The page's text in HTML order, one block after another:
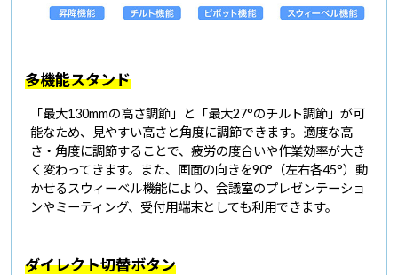
多機能スタンド
「最大130mmの高さ調節」と「最大27°のチルト調節」が可
能なため、見やすい高さと角度に調節できます。適度な高
さ・角度に調節することで、疲労の度合いや作業効率が大き
く変わってきます。また、画面の向きを90°（左右各45°）動
かせるスウィーベル機能により、会議室のプレゼンテーショ
ンやミーティング、受付用端末としても利用できます。
ダイレクト切替ボタン